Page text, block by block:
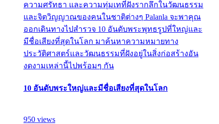
ความศรัทธา และความทุ่มเทที่ฝังรากลึกในวัฒนธรรม
และจิตวิญญาณของคนในชาติต่างๆ Palanla จะพาคุณ
ออกเดินทางไปสำรวจ 10 อันดับพระพุทธรูปที่ใหญ่และ
มีชื่อเสียงที่สุดในโลก มาค้นหาความหมายทาง
ประวัติศาสตร์และวัฒนธรรมที่ฝังอยู่ในสิ่งก่อสร้างอัน
งดงามเหล่านี้ไปพร้อมๆ กัน
10 อันดับพระใหญ่และมีชื่อเสียงที่สุดในโลก
950 views